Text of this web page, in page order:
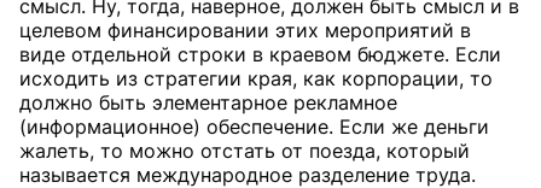
смысл. Ну, тогда, наверное, должен быть смысл и в
целевом финансировании этих мероприятий в
виде отдельной строки в краевом бюджете. Если
исходить из стратегии края, как корпорации, то
должно быть элементарное рекламное
(информационное) обеспечение. Если же деньги
жалеть, то можно отстать от поезда, который
называется международное разделение труда.